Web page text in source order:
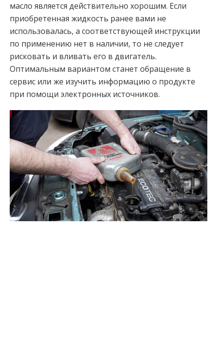
масло является действительно хорошим. Если
приобретенная жидкость ранее вами не
использовалась, а соответствующей инструкции
по применению нет в наличии, то не следует
рисковать и вливать его в двигатель.
Оптимальным вариантом станет обращение в
сервис или же изучить информацию о продукте
при помощи электронных источников.